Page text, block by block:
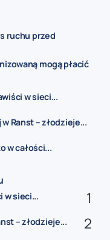
ruchu przed
mogą płacić
w sieci...
Ranst – złodzieje...
w całości...
w sieci...
– złodzieje...